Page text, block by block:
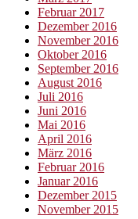
Februar 2017
Dezember 2016
November 2016
Oktober 2016
September 2016
August 2016
Juli 2016
Juni 2016
Mai 2016
April 2016
März 2016
Februar 2016
Januar 2016
Dezember 2015
November 2015